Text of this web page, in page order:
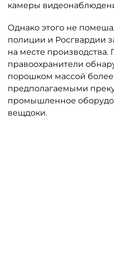
камеры
Однако этого не
полиции и Росгвардии
на месте производства.
правоохранители
порошком массой более
предполагаемыми
промышленное
вещдоки.